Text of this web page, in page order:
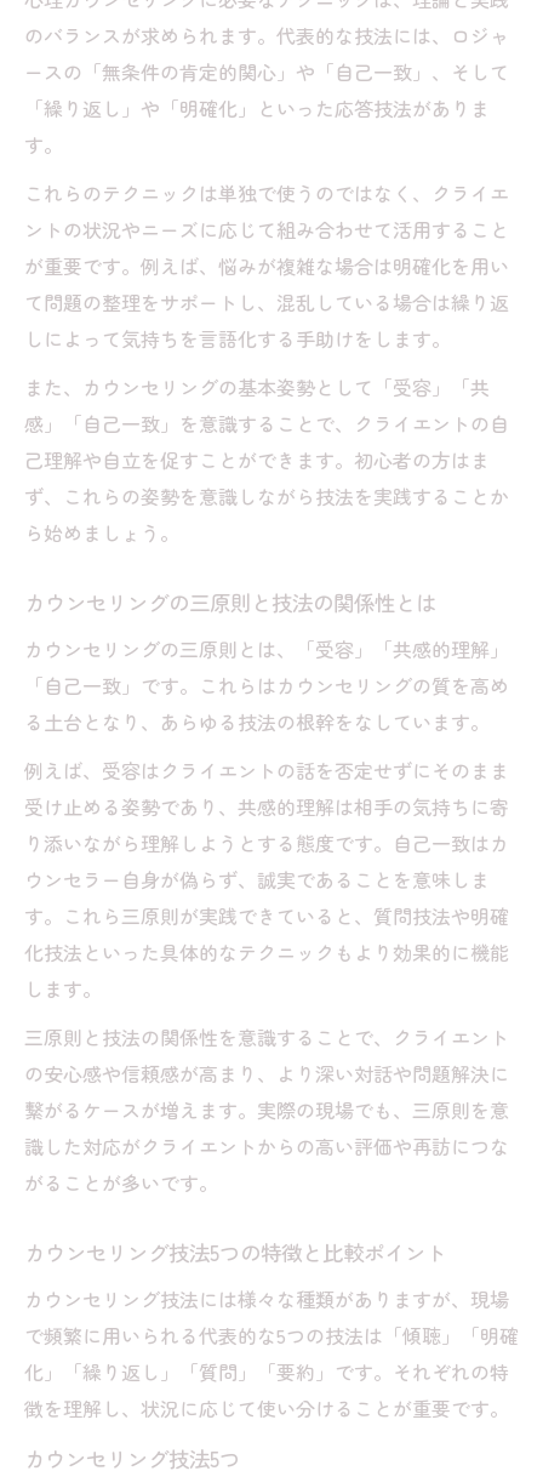
現場で使えるロジャース理論の具体的テク
ニック
カウンセリング現場で役立つロジャース技
信頼関係構築に必要なカウンセリングのコツ
カウンセリングで信頼関係を築く基礎知識
安心感を生むカウンセリング姿勢のポイン
ト
信頼を高めるカウンセリング技法の選び方
カウンセリング現場での適切な質問例とは
信頼関係とカウンセリング技法の関連性
繰り返しや明確化を使った応答例とその効果
カウンセリング技法繰り返しの効果的な使
い方
明確化を活かしたカウンセリング応答例ま
カウンセリング質問例で改善する対話力
繰り返し技法の実践例とメリット解説
方
相談内容ごとに応用できるカウンセリング技法
カウンセリング技法を相談内容別に使い分
ける
状況に応じたカウンセリング質問の仕方と
心理カウンセリング技法の応用例と工夫
カウンセリング技法5つの選択基準を解説
相談内容別カウンセリング技法活用のコツ
のバランスが求められます。代表的な技法には、ロジャ
ースの「無条件の肯定的関心」や「自己一致」、そして
「繰り返し」や「明確化」といった応答技法がありま
す。
これらのテクニックは単独で使うのではなく、クライエ
ントの状況やニーズに応じて組み合わせて活用すること
が重要です。例えば、悩みが複雑な場合は明確化を用い
て問題の整理をサポートし、混乱している場合は繰り返
しによって気持ちを言語化する手助けをします。
また、カウンセリングの基本姿勢として「受容」「共
感」「自己一致」を意識することで、クライエントの自
己理解や自立を促すことができます。初心者の方はま
ず、これらの姿勢を意識しながら技法を実践することか
ら始めましょう。
カウンセリングの三原則と技法の関係性とは
カウンセリングの三原則とは、「受容」「共感的理解」
「自己一致」です。これらはカウンセリングの質を高め
る土台となり、あらゆる技法の根幹をなしています。
例えば、受容はクライエントの話を否定せずにそのまま
受け止める姿勢であり、共感的理解は相手の気持ちに寄
り添いながら理解しようとする態度です。自己一致はカ
ウンセラー自身が偽らず、誠実であることを意味しま
す。これら三原則が実践できていると、質問技法や明確
化技法といった具体的なテクニックもより効果的に機能
します。
三原則と技法の関係性を意識することで、クライエント
の安心感や信頼感が高まり、より深い対話や問題解決に
繋がるケースが増えます。実際の現場でも、三原則を意
識した対応がクライエントからの高い評価や再訪につな
がることが多いです。
カウンセリング技法5つの特徴と比較ポイント
カウンセリング技法には様々な種類がありますが、現場
で頻繁に用いられる代表的な5つの技法は「傾聴」「明確
化」「繰り返し」「質問」「要約」です。それぞれの特
徴を理解し、状況に応じて使い分けることが重要です。
カウンセリング技法5つ